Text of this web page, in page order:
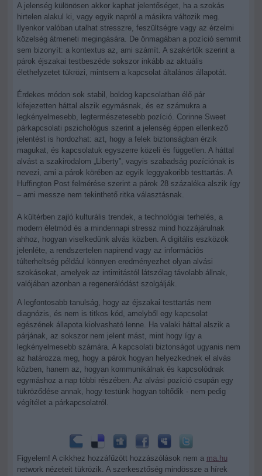
A jelenség különösen akkor kaphat jelentőséget, ha a szokás
hirtelen alakul ki, vagy egyik napról a másikra változik meg.
Ilyenkor valóban utalhat stresszre, feszültségre vagy az érzelmi
közelség átmeneti megingására. De önmagában a pozíció semmit
sem bizonyít: a kontextus az, ami számít. A szakértők szerint a
párok éjszakai testbeszéde sokszor inkább az aktuális
élethelyzetet tükrözi, mintsem a kapcsolat általános állapotát.
Érdekes módon sok stabil, boldog kapcsolatban élő pár
kifejezetten háttal alszik egymásnak, és ez számukra a
legkényelmesebb, legtermészetesebb pozíció. Corinne Sweet
párkapcsolati pszichológus szerint a jelenség éppen ellenkező
jelentést is hordozhat: azt, hogy a felek biztonságban érzik
magukat, és kapcsolatuk egyszerre közeli és független. A háttal
alvást a szakirodalom „Liberty”, vagyis szabadság pozíciónak is
nevezi, ami a párok körében az egyik leggyakoribb testtartás. A
Huffington Post felmérése szerint a párok 28 százaléka alszik így
– ami messze nem tekinthető ritka választásnak.
A kültérben zajló kulturális trendek, a technológiai terhelés, a
modern életmód és a mindennapi stressz mind hozzájárulnak
ahhoz, hogyan viselkedünk alvás közben. A digitális eszközök
jelenléte, a rendszertelen napirend vagy az információs
túlterheltség például könnyen eredményezhet olyan alvási
szokásokat, amelyek az intimitástól látszólag távolabb állnak,
valójában azonban a regenerálódást szolgálják.
A legfontosabb tanulság, hogy az éjszakai testtartás nem
diagnózis, és nem is titkos kód, amelyből egy kapcsolat
egészének állapota kiolvasható lenne. Ha valaki háttal alszik a
párjának, az sokszor nem jelent mást, mint hogy így a
legkényelmesebb számára. A kapcsolati biztonságot ugyanis nem
az határozza meg, hogy a párok hogyan helyezkednek el alvás
közben, hanem az, hogyan kommunikálnak és kapcsolódnak
egymáshoz a nap többi részében. Az alvási pozíció csupán egy
tükröződése annak, hogy testünk hogyan töltődik - nem pedig
végítélet a párkapcsolatról.
Figyelem! A cikkhez hozzáfűzött hozzászólások nem a ma.hu
network nézeteit tükrözik. A szerkesztőség mindössze a hírek